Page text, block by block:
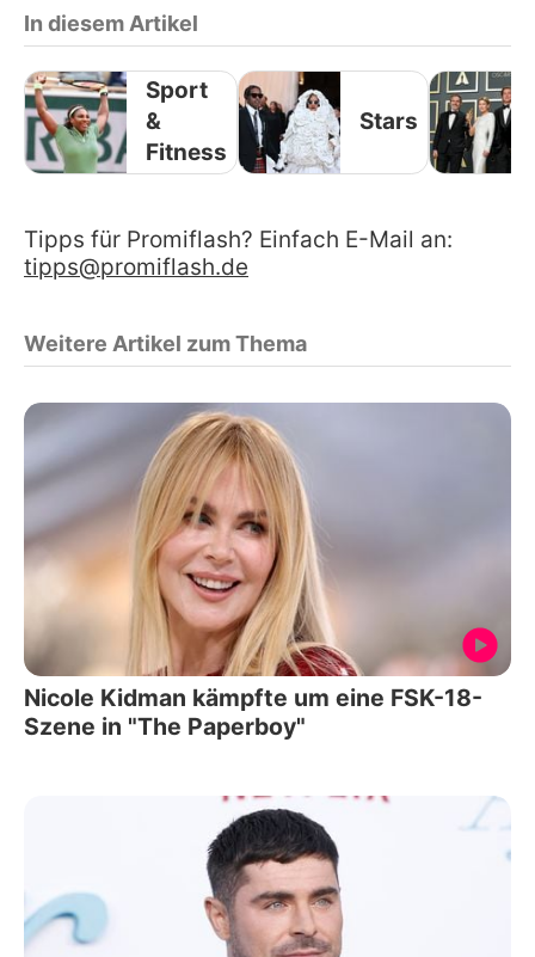
In diesem Artikel
Sport
&
Fitness
Stars
Tipps für Promiflash? Einfach E-Mail an:
tipps@promiflash.de
Weitere Artikel zum Thema
Nicole Kidman kämpfte um eine FSK-18-
Szene in "The Paperboy"